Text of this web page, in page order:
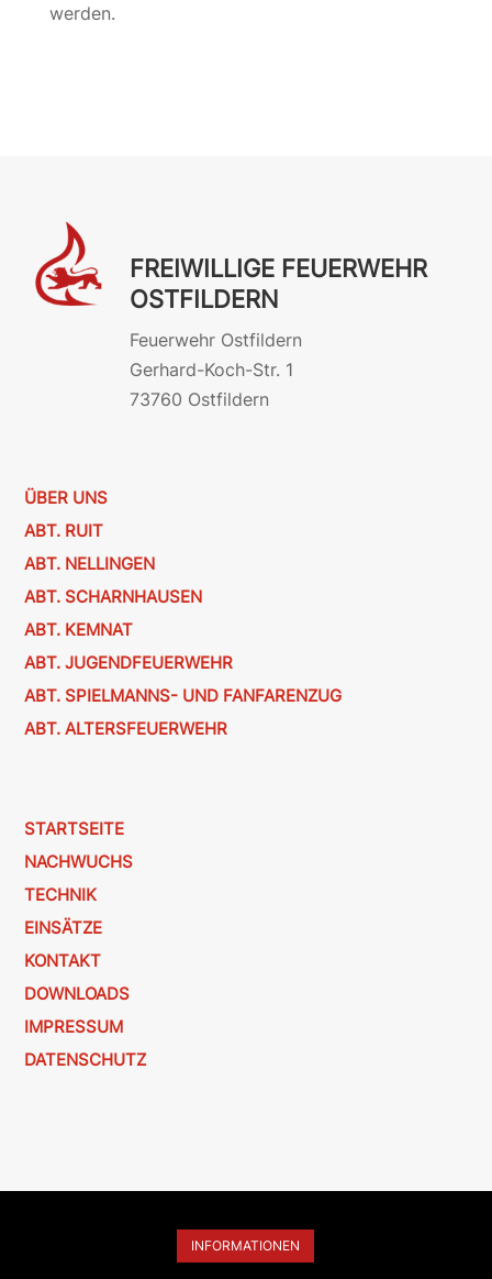
werden.
FREIWILLIGE FEUERWEHR
OSTFILDERN
Feuerwehr Ostfildern
Gerhard-Koch-Str. 1
73760 Ostfildern
ÜBER UNS
ABT. RUIT
ABT. NELLINGEN
ABT. SCHARNHAUSEN
ABT. KEMNAT
ABT. JUGENDFEUERWEHR
ABT. SPIELMANNS- UND FANFARENZUG
ABT. ALTERSFEUERWEHR
STARTSEITE
NACHWUCHS
TECHNIK
EINSÄTZE
KONTAKT
DOWNLOADS
IMPRESSUM
DATENSCHUTZ
INFORMATIONEN